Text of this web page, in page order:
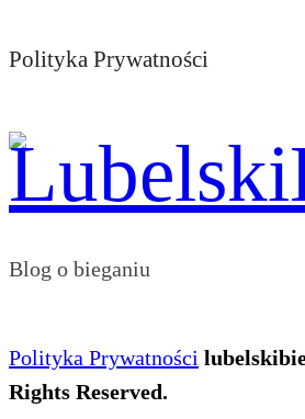
Polityka Prywatności
Blog o bieganiu
Polityka Prywatności
Rights Reserved.